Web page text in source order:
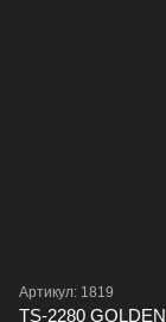
Артикул: 1819
TS-2280